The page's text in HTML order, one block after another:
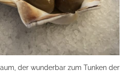
der wunderbar zum Tunken der